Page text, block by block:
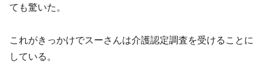
ても驚いた。
これがきっかけでスーさんは介護認定調査を受けることに
している。